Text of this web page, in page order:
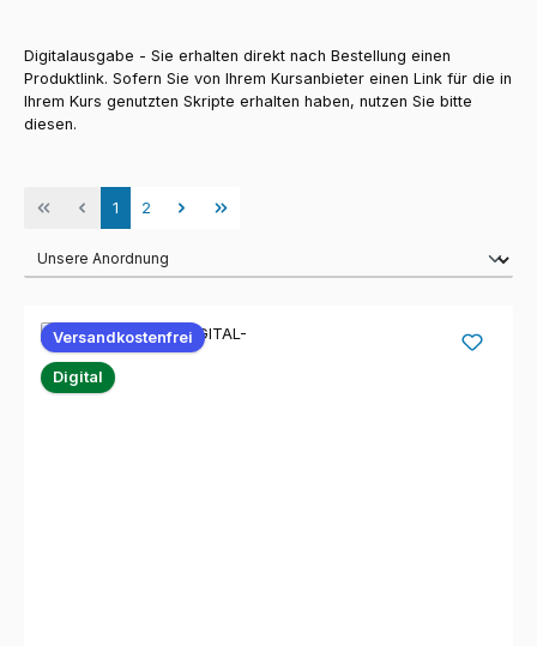
Digitalausgabe - Sie erhalten direkt nach Bestellung einen
Produktlink. Sofern Sie von Ihrem Kursanbieter einen Link für die in
Ihrem Kurs genutzten Skripte erhalten haben, nutzen Sie bitte
diesen.
Seite
1 Seite
2
Versandkostenfrei
Digital